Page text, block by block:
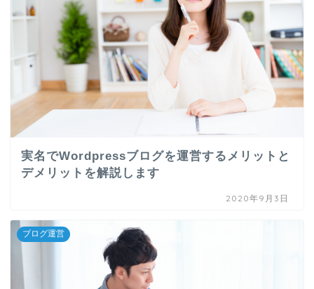
実名でWordpressブログを運営するメリットと
デメリットを解説します
2020年9月3日
ブログ運営